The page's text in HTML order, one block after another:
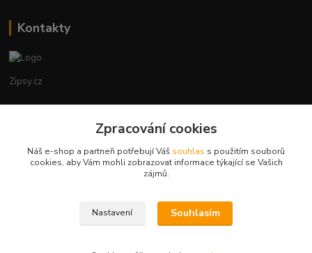
Kontakty
Zipsy.cz
+420774877333
obchod@zipsy.cz
Zpracování cookies
Náš e-shop a partneři potřebují Váš souhlas s použitím souborů
cookies, aby Vám mohli zobrazovat informace týkající se Vašich
zájmů.
Nastavení Souhlasím